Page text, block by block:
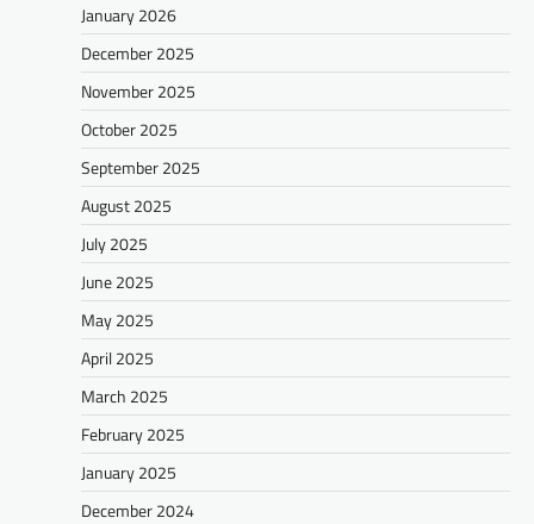
January 2026
December 2025
November 2025
October 2025
September 2025
August 2025
July 2025
June 2025
May 2025
April 2025
March 2025
February 2025
January 2025
December 2024